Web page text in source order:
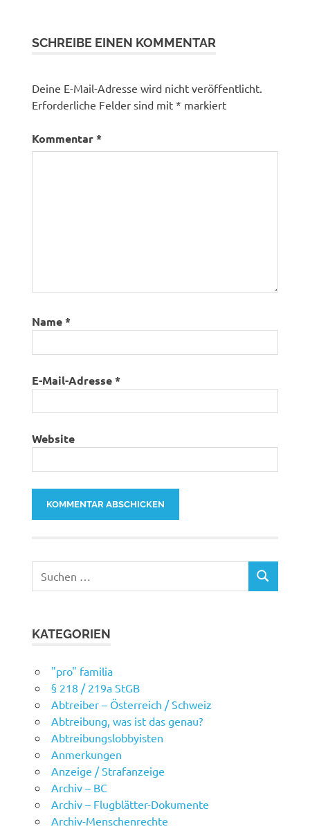
SCHREIBE EINEN KOMMENTAR
Deine E-Mail-Adresse wird nicht veröffentlicht.
Erforderliche Felder sind mit* markiert
Kommentar*
Name*
E-Mail-Adresse*
Website
nach:
SUCHEN
KATEGORIEN
"pro" familia
§ 218 / 219a StGB
Abtreiber – Österreich / Schweiz
Abtreibung, was ist das genau?
Abtreibungslobbyisten
Anmerkungen
Anzeige / Strafanzeige
Archiv – BC
Archiv – Flugblätter-Dokumente
Archiv-Menschenrechte